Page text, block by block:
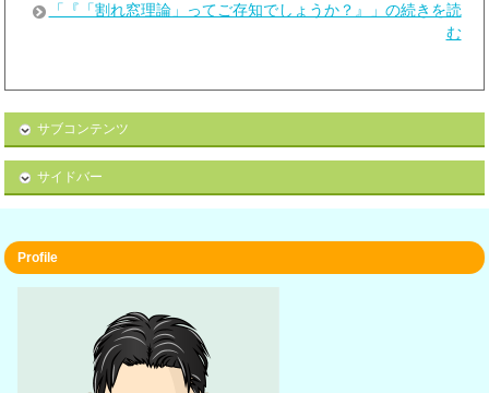
「『「割れ窓理論」ってご存知でしょうか？』」の続きを読
む
サブコンテンツ
サイドバー
Profile